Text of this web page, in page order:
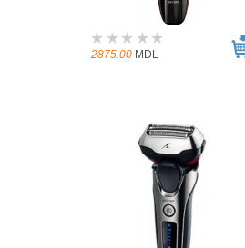
2875.00 MDL